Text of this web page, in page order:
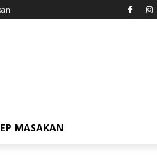
MASAKAN